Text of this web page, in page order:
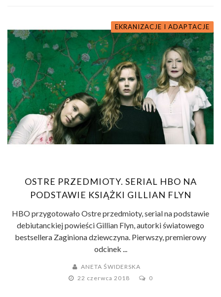
EKRANIZACJE I ADAPTACJE
OSTRE PRZEDMIOTY. SERIAL HBO NA
PODSTAWIE KSIĄŻKI GILLIAN FLYN
HBO przygotowało Ostre przedmioty, serial na podstawie
debiutanckiej powieści Gillian Flyn, autorki światowego
bestsellera Zaginiona dziewczyna. Pierwszy, premierowy
odcinek ...
ANETA ŚWIDERSKA
22 czerwca 2018
0